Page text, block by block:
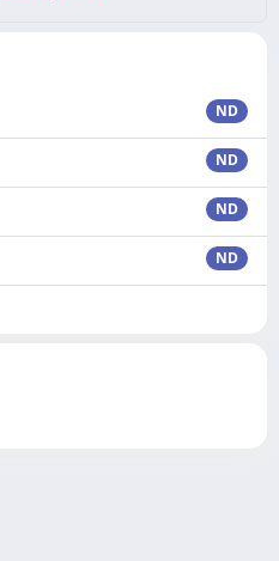
ND
ND
ND
ND